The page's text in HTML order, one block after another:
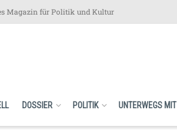
Magazin für Politik und Kultur
DOSSIER POLITIK UNTERWEGS MIT